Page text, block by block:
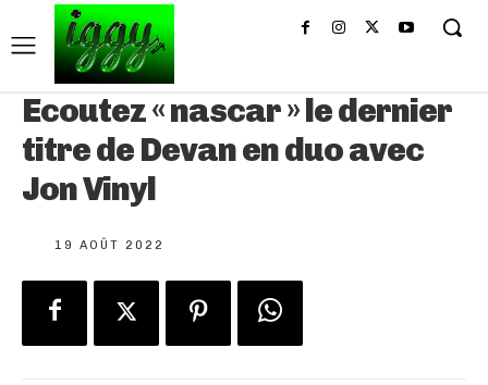
Ecoutez « nascar » le dernier
titre de Devan en duo avec
Jon Vinyl
19 AOÛT 2022